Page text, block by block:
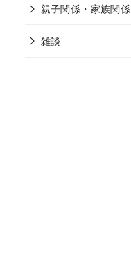
親子関係・家族関係
雑談